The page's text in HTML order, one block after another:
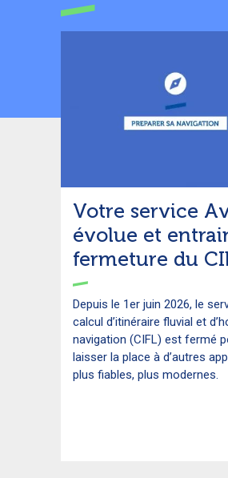
Votre service
évolue et
fermeture du
Depuis le 1er juin 2026, le
calcul d’itinéraire fluvial et
navigation (CIFL) est fermé
laisser la place à d’autres
plus fiables, plus modernes.